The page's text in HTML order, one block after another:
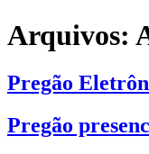
Arquivos:
Pregão
Pregão